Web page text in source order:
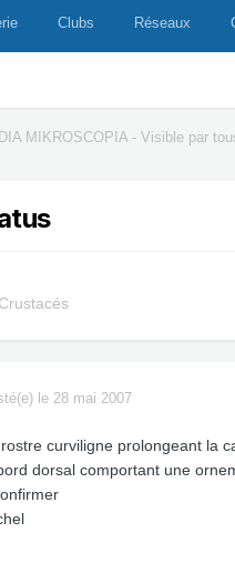
Clubs Réseaux
MIKROSCOPIA - Visible par
le 28 mai 2007
curviligne prolongeant la
dorsal comportant une